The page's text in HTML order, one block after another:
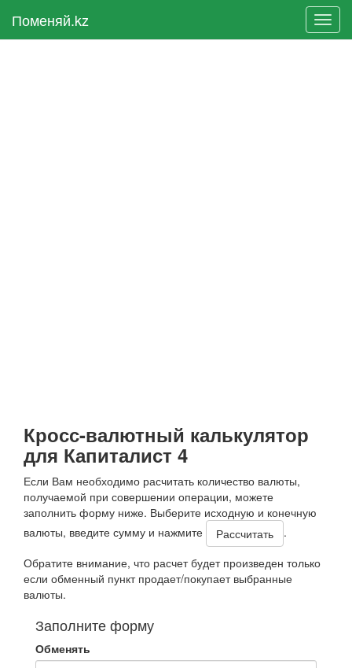
Поменяй.kz
Кросс-валютный калькулятор
для Капиталист 4
Если Вам необходимо расчитать количество валюты,
получаемой при совершении операции, можете
заполнить форму ниже. Выберите исходную и конечную
валюты, введите сумму и нажмите
.
Обратите внимание, что расчет будет произведен только
если обменный пункт продает/покупает выбранные
валюты.
Заполните форму
Обменять